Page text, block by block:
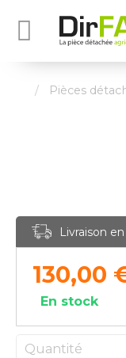
Pièces
Livraison
130,00
En stock
Quantité